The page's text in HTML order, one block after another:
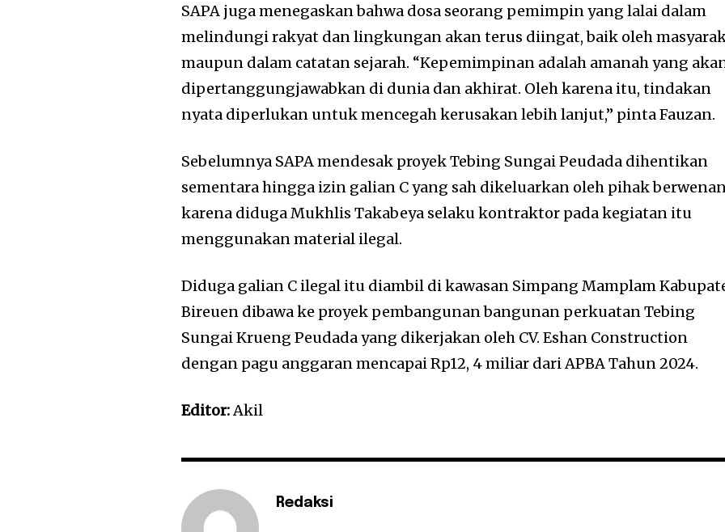
SAPA juga menegaskan bahwa dosa seorang pemimpin yang lalai dalam
melindungi rakyat dan lingkungan akan terus diingat, baik oleh
maupun dalam catatan sejarah. “Kepemimpinan adalah amanah yang
dipertanggungjawabkan di dunia dan akhirat. Oleh karena itu, tindakan
nyata diperlukan untuk mencegah kerusakan lebih lanjut,” pinta Fauzan.
Sebelumnya SAPA mendesak proyek Tebing Sungai Peudada dihentikan
sementara hingga izin galian C yang sah dikeluarkan oleh pihak
karena diduga Mukhlis Takabeya selaku kontraktor pada kegiatan itu
menggunakan material ilegal.
Diduga galian C ilegal itu diambil di kawasan Simpang Mamplam
Bireuen dibawa ke proyek pembangunan bangunan perkuatan Tebing
Sungai Krueng Peudada yang dikerjakan oleh CV. Eshan Construction
dengan pagu anggaran mencapai Rp12, 4 miliar dari APBA Tahun 2024.
Editor:Akil
Redaksi